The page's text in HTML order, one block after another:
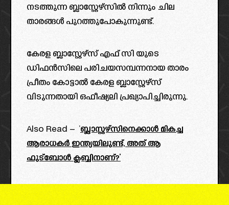
നടത്തുന്ന ബ്ലാസ്റ്റേഴ്സിൽ നിന്നും ചില
താരങ്ങൾ പുറത്തുപോകുന്നുണ്ട്.
കേരള ബ്ലാസ്റ്റേഴ്സ് എഫ് സി യുടെ
ഡിഫൻസിലെ പരിചയസമ്പന്നനായ താരം
പ്രീതം കോട്ടാൽ കേരള ബ്ലാസ്റ്റേഴ്സ്
വിടുന്നതായി ഒഫീഷ്യലി പ്രഖ്യാപിച്ചിരുന്നു.
Also Read – ‘ബ്ലാസ്റ്റഴ്സിനെക്കാൾ മികച്ച
ആരാധകർ ഇന്ത്യയിലുണ്ട്, അത് ആ
ഫുട്ബോൾ ക്ലബ്ബിനാണ്?’